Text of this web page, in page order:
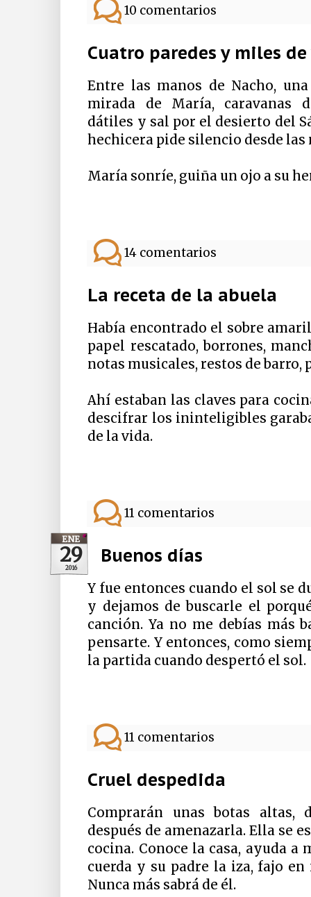
10 comentarios
Cuatro paredes y miles
Entre las manos de Nacho,
mirada de María, caravanas
dátiles y sal por el desierto del
hechicera pide silencio desde
María sonríe, guiña un ojo a su
14 comentarios
La receta de la abuela
Había encontrado el sobre
papel rescatado, borrones,
notas musicales, restos de barro,
Ahí estaban las claves para
descifrar los ininteligibles
de la vida.
11 comentarios
ENE
29
2016
Buenos días
Y fue entonces cuando el sol se
y dejamos de buscarle el
canción. Ya no me debías más
pensarte. Y entonces, como
la partida cuando despertó el sol.
11 comentarios
Cruel despedida
Comprarán unas botas altas,
después de amenazarla. Ella se
cocina. Conoce la casa, ayuda
cuerda y su padre la iza, fajo en
Nunca más sabrá de él.